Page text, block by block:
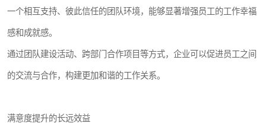
一个相互支持、彼此信任的团队环境，能够显著增强员工的工作幸福
感和成就感。
通过团队建设活动、跨部门合作项目等方式，企业可以促进员工之间
的交流与合作，构建更加和谐的工作关系。
满意度提升的长远效益